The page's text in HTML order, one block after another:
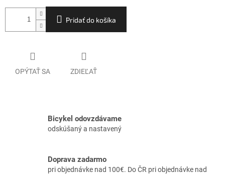
Pridať do košíka
OPÝTAŤ SA ZDIEĽAŤ
Bicykel odovzdávame
odskúšaný a nastavený
Doprava zadarmo
pri objednávke nad 100€. Do ČR pri objednávke nad